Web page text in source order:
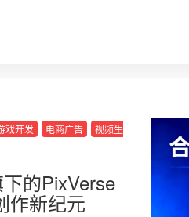
戏开发 电商广告
视频生
的PixVerse
作新纪元